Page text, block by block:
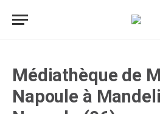
Médiathèque de
Napoule à